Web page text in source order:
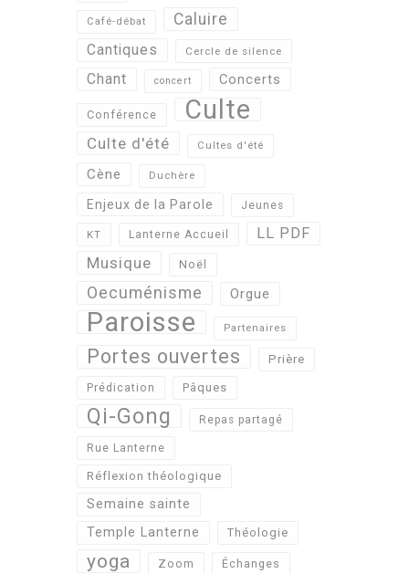
Café-débat Caluire
Cantiques Cercle de silence
Chant concert Concerts
Conférence Culte
Culte d'été Cultes d'été
Cène Duchère
Enjeux de la Parole Jeunes
KT Lanterne Accueil LL PDF
Musique Noël
Oecuménisme Orgue
Paroisse Partenaires
Portes ouvertes Prière
Prédication Pâques
Qi-Gong Repas partagé
Rue Lanterne
Réflexion théologique
Semaine sainte
Temple Lanterne
Théologie
yoga Zoom Échanges